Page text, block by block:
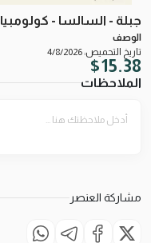
جبلة - السالسا - كولومبيا 250g
الوصف
تاريخ التحميص: 4/8/2026
15.38
$
الملاحظات
مشاركة العنصر